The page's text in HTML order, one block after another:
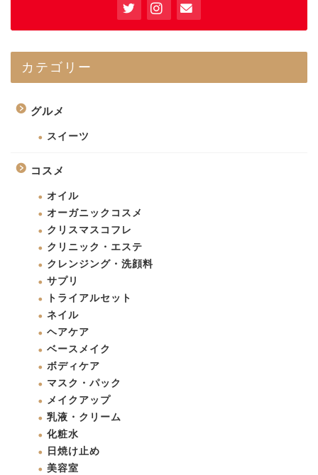
カテゴリー
グルメ
スイーツ
コスメ
オイル
オーガニックコスメ
クリスマスコフレ
クリニック・エステ
クレンジング・洗顔料
サプリ
トライアルセット
ネイル
ヘアケア
ベースメイク
ボディケア
マスク・パック
メイクアップ
乳液・クリーム
化粧水
日焼け止め
美容室